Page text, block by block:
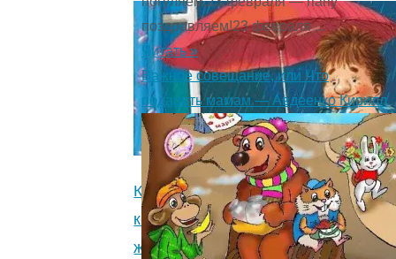
Карлсон,
который
живет
поздравляем!23 февраля ...
Читать »
Важное совещание, или Что
подарить мамам — Авдеенко Кирилл